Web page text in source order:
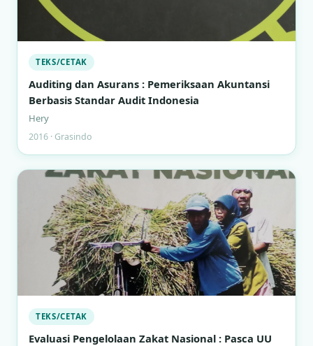
TEKS/CETAK
Auditing dan Asurans : Pemeriksaan Akuntansi
Berbasis Standar Audit Indonesia
Hery
2016 · Grasindo
TEKS/CETAK
Evaluasi Pengelolaan Zakat Nasional : Pasca UU